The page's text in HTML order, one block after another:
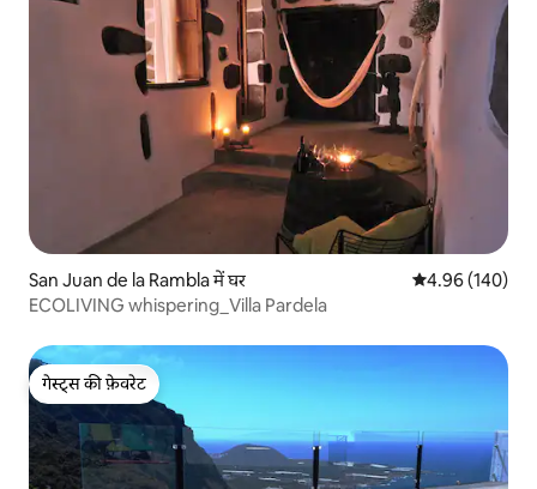
San Juan de la Rambla में घर औसत रेटिंग 5 में से
4.96 (140)
ECOLIVING whispering_Villa Pardela
गेस्ट्स की फ़ेवरेट
गेस्ट्स की फ़ेवरेट